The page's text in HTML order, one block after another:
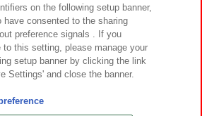
Namco Amusement Inc.
Namco Amusement Lab Inc.
on the following setup banner,
have consented to the sharing
preference signals . If you
to this setting, please manage your
setup banner by clicking the link
Settings' and close the banner.